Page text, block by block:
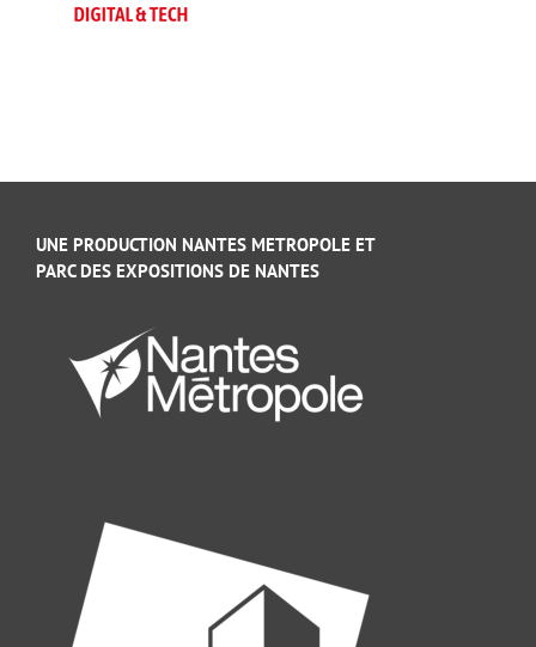
UNE PRODUCTION NANTES METROPOLE ET
PARC DES EXPOSITIONS DE NANTES